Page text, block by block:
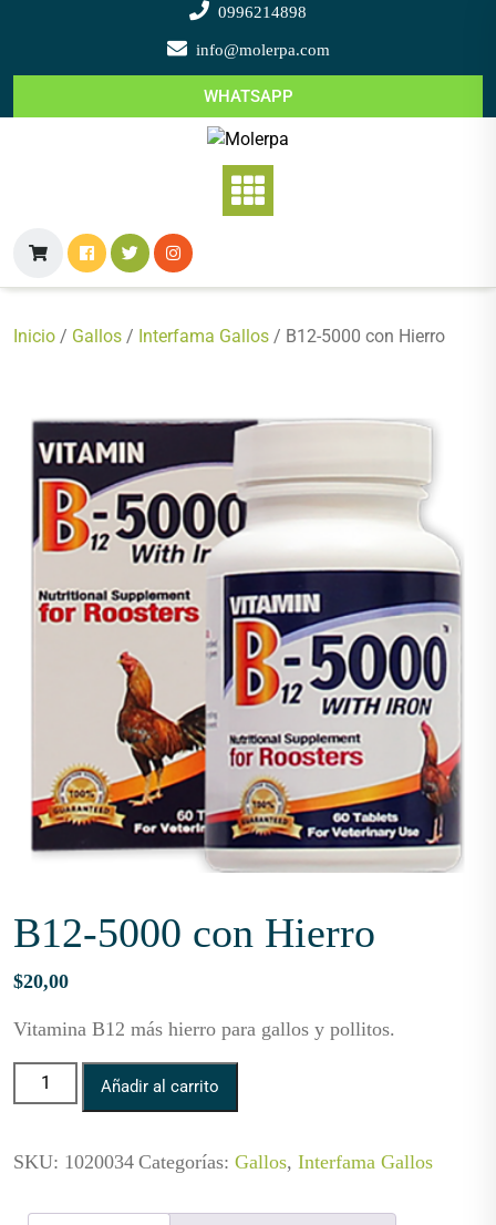
0996214898
info@molerpa.com
WHATSAPP
Inicio / Gallos / Interfama Gallos / B12-5000 con Hierro
B12-5000 con Hierro
$20,00
Vitamina B12 más hierro para gallos y pollitos.
B12-5000 con Hierro cantidad
Añadir al carrito
SKU: 1020034 Categorías: Gallos, Interfama Gallos